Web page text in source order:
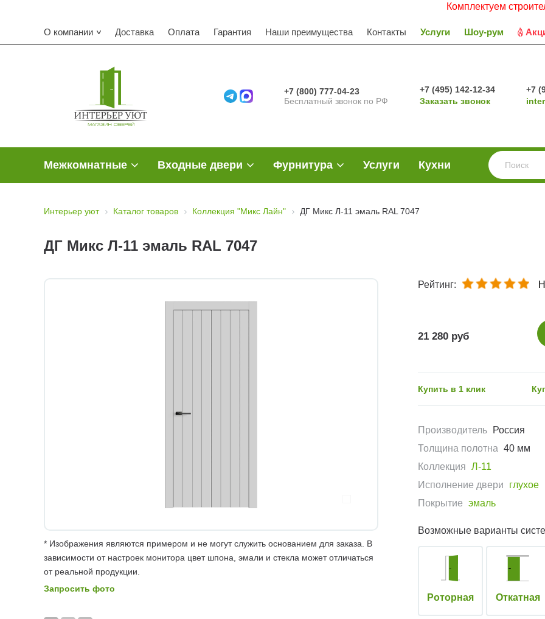
Комплектуем строительные
О компании Доставка Оплата Гарантия Наши преимущества Контакты Услуги Шоу-рум
+7 (800) 777-04-23
Бесплатный звонок по РФ
+7 (495) 142-12-34
Заказать звонок
+7
Межкомнатные Входные двери Фурнитура Услуги Кухни
Интерьер уют Каталог товаров Коллекция "Микс Лайн" ДГ Микс Л-11 эмаль RAL 7047
ДГ Микс Л-11 эмаль RAL 7047
* Изображения являются примером и не могут служить основанием для заказа. В
зависимости от настроек монитора цвет шпона, эмали и стекла может отличаться
от реальной продукции.
Запросить фото
Рейтинг:
21 280 руб
Купить в 1 клик
Производитель
Россия
Толщина полотна 40 мм
Коллекция Л-11
Исполнение двери
глухое
Покрытие эмаль
Возможные варианты
Роторная Откатная